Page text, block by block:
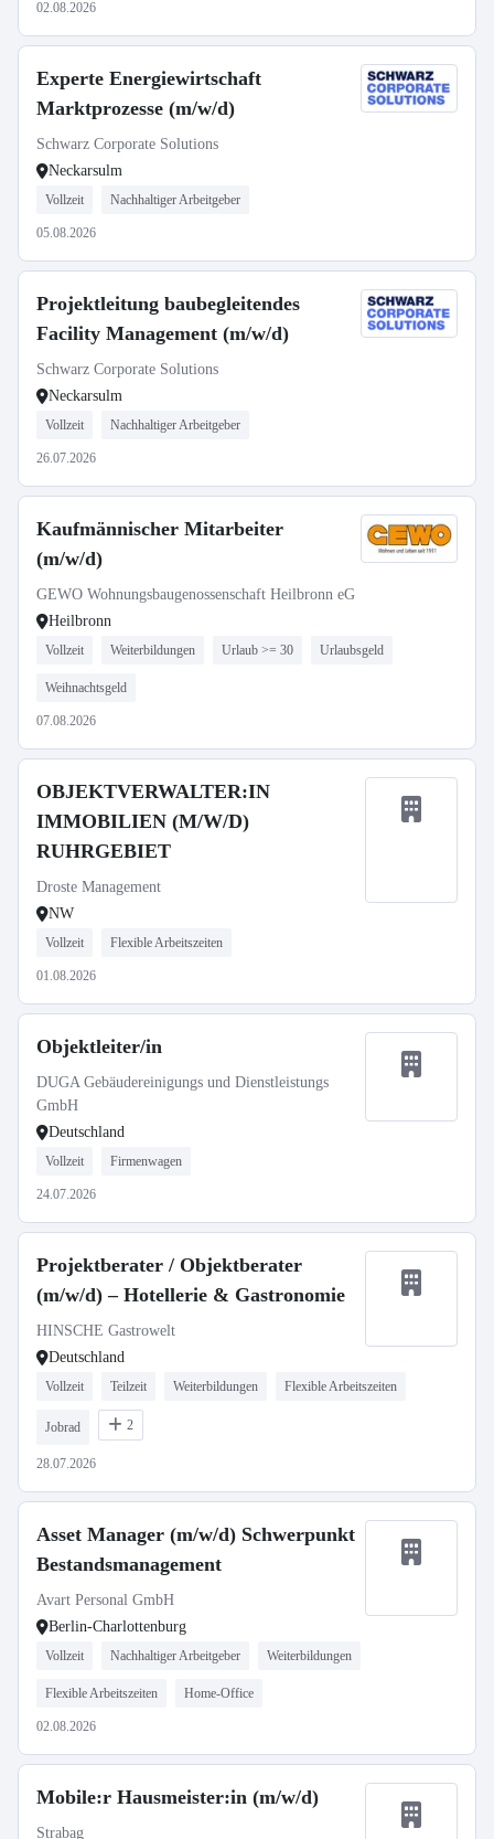
02.08.2026
Experte Energiewirtschaft
Marktprozesse (m/w/d)
Schwarz Corporate Solutions
Neckarsulm
Vollzeit Nachhaltiger Arbeitgeber
05.08.2026
Projektleitung baubegleitendes
Facility Management (m/w/d)
Schwarz Corporate Solutions
Neckarsulm
Vollzeit Nachhaltiger Arbeitgeber
26.07.2026
Kaufmännischer Mitarbeiter
(m/w/d)
GEWO Wohnungsbaugenossenschaft Heilbronn eG
Heilbronn
Vollzeit Weiterbildungen Urlaub >= 30 Urlaubsgeld
Weihnachtsgeld
07.08.2026
OBJEKTVERWALTER:IN
IMMOBILIEN (M/W/D)
RUHRGEBIET
Droste Management
NW
Vollzeit Flexible Arbeitszeiten
01.08.2026
Objektleiter/in
DUGA Gebäudereinigungs und Dienstleistungs
GmbH
Deutschland
Vollzeit Firmenwagen
24.07.2026
Projektberater / Objektberater
(m/w/d) – Hotellerie & Gastronomie
HINSCHE Gastrowelt
Deutschland
Vollzeit Teilzeit Weiterbildungen Flexible Arbeitszeiten
Jobrad 2
28.07.2026
Asset Manager (m/w/d) Schwerpunkt
Bestandsmanagement
Avart Personal GmbH
Berlin-Charlottenburg
Vollzeit Nachhaltiger Arbeitgeber Weiterbildungen
Flexible Arbeitszeiten Home-Office
02.08.2026
Mobile:r Hausmeister:in (m/w/d)
Strabag